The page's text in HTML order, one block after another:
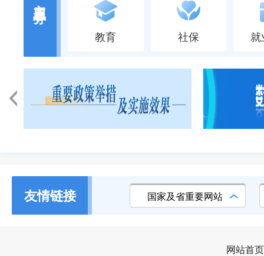
教育 社保
友情链接 国家及省重要网站
网站首页